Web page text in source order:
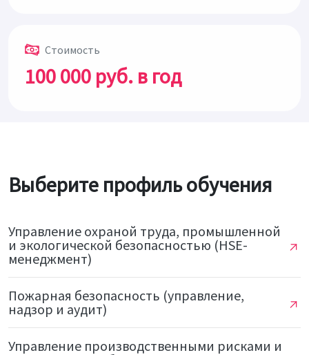
Стоимость
100 000 руб. в год
Выберите профиль обучения
Управление охраной труда, промышленной
и экологической безопасностью (HSE-
менеджмент)
Пожарная безопасность (управление,
надзор и аудит)
Управление производственными рисками и